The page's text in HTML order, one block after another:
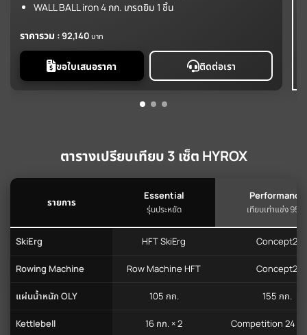
WALL BALL iron 4 กก. เกรดยิม 1 ชิ้น
ราคารวม :92,140 บาท
ขอใบเสนอราคา ติดต่อเรา
ตารางเปรียบเทียบ 3 เซ็ต HYROX
รายการ
Essential
รุ่นประหยัด
Performance
เทียบเท่าแข่ง 95%
SkiErg HFT SkiErg Concept2
Rowing Machine Row Machine HFT Concept2
แผ่นน้ำหนัก OLY 105 กก. 155 กก.
Kettlebell 16 กก. × 2 Competition 24 ก